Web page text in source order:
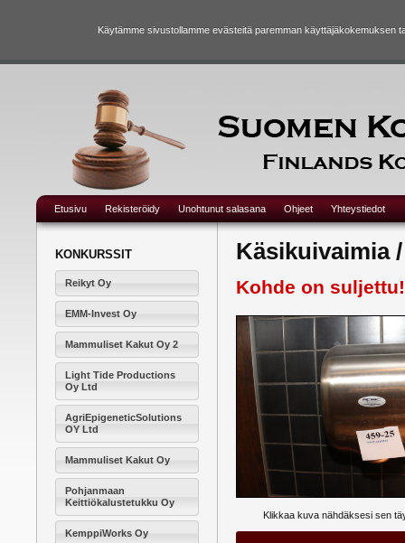
Käytämme sivustollamme evästeitä paremman
Etusivu Rekisteröidy Unohtunut salasana Ohjeet Yhteystiedot
KONKURSSIT
Reikyt Oy
EMM-Invest Oy
Mammuliset Kakut Oy 2
Light Tide Productions
Oy Ltd
AgriEpigeneticSolutions
OY Ltd
Mammuliset Kakut Oy
Pohjanmaan
Keittiökalustetukku Oy
KemppiWorks Oy
Käsikuivaimia
Kohde on suljettu!
Klikkaa kuva nähdäksesi sen